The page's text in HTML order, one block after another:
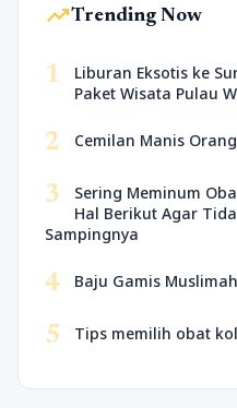
trending_upTrending Now
1
Liburan Eksotis ke
Paket Wisata Pulau
2 Cemilan Manis
3
Sering Meminum
Hal Berikut Agar
Sampingnya
4 Baju Gamis
5 Tips memilih obat